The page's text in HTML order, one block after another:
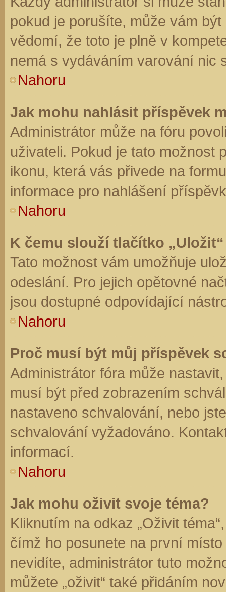
pokud je porušíte, může vám
vědomí, že toto je plně v
nemá s vydáváním varování nic
Nahoru
Jak mohu nahlásit příspěvek
Administrátor může na fóru
uživateli. Pokud je tato možnost
ikonu, která vás přivede na
informace pro nahlášení
Nahoru
K čemu slouží tlačítko
Tato možnost vám umožňuje
odeslání. Pro jejich opětovné
jsou dostupné odpovídající
Nahoru
Proč musí být můj příspěvek
Administrátor fóra může
musí být před zobrazením
nastaveno schvalování, nebo
schvalování vyžadováno.
informací.
Nahoru
Jak mohu oživit svoje téma?
Kliknutím na odkaz „Oživit
čímž ho posunete na první
nevidíte, administrátor tuto
můžete „oživit“ také přidáním